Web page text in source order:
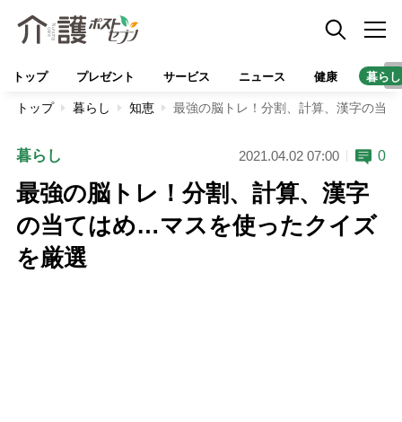
トップ プレゼント サービス ニュース 健康 暮らし
トップ 暮らし 知恵 最強の脳トレ！分割、計算、漢字の当
暮らし 2021.04.02 07:00 0
最強の脳トレ！分割、計算、漢字
の当てはめ…マスを使ったクイズ
を厳選